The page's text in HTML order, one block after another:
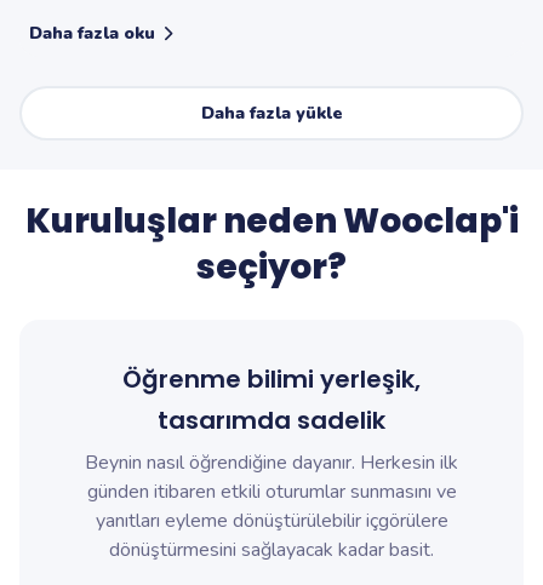
Daha fazla oku
Daha fazla yükle
Kuruluşlar neden Wooclap'i
seçiyor?
Öğrenme bilimi yerleşik,
tasarımda sadelik
Beynin nasıl öğrendiğine dayanır. Herkesin ilk
günden itibaren etkili oturumlar sunmasını ve
yanıtları eyleme dönüştürülebilir içgörülere
dönüştürmesini sağlayacak kadar basit.